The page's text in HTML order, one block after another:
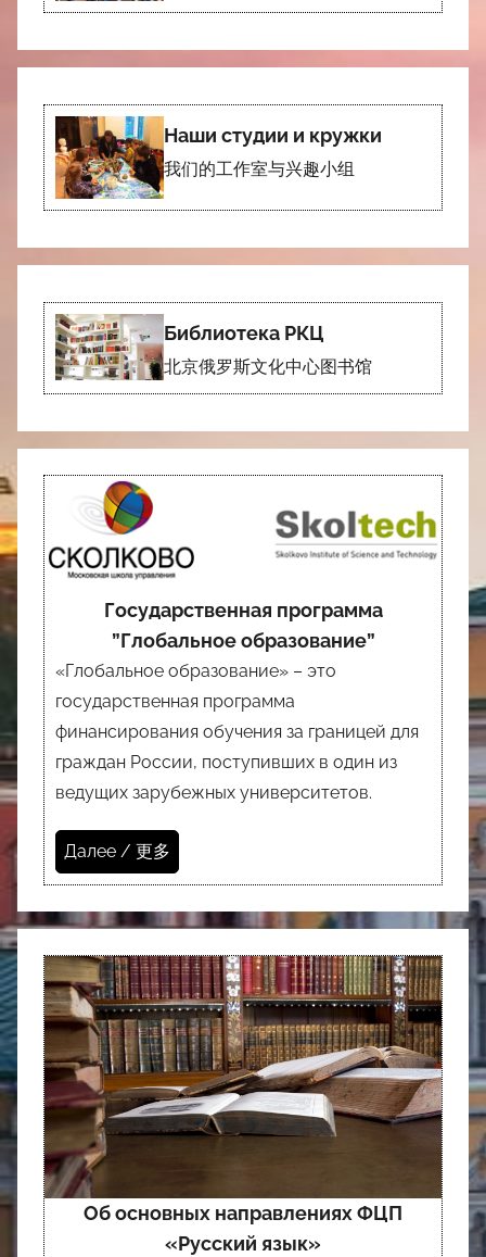
Наши студии и кружки
我们的工作室与兴趣小组
Библиотека РКЦ
北京俄罗斯文化中心图书馆
Государственная программа
”Глобальное образование”
«Глобальное образование» – это
государственная программа
финансирования обучения за границей для
граждан России, поступивших в один из
ведущих зарубежных университетов.
Далее / 更多
Об основных направлениях ФЦП
«Русский язык»